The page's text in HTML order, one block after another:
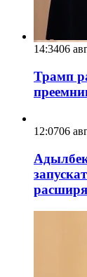
14:3406
Трамп
12:0706